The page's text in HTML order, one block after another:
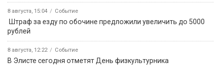
8 августа, 15:04 Событие
️ Штраф за езду по обочине предложили увеличить до 5000
рублей
8 августа, 12:22 Событие
В Элисте сегодня отметят День физкультурника